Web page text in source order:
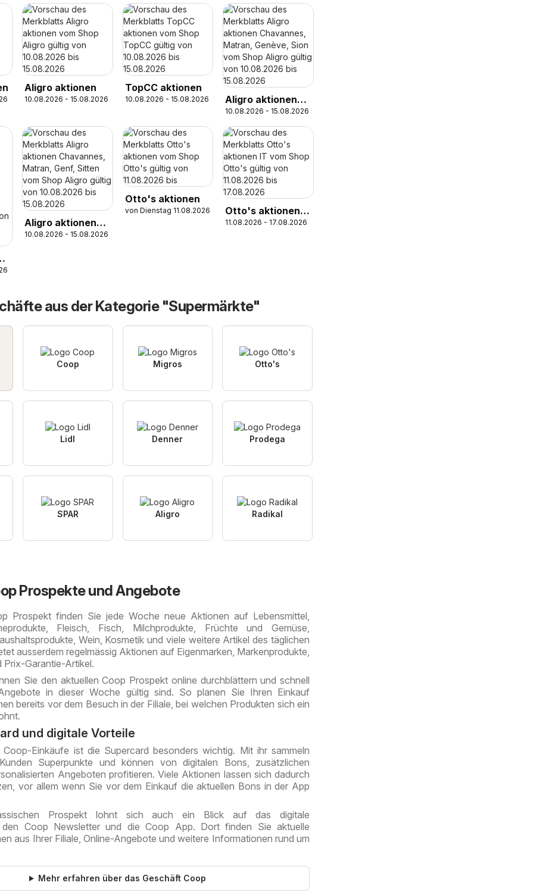
Aligro aktionen
10.08.2026 - 15.08.2026
TopCC aktionen
10.08.2026 - 15.08.2026
Aligro aktionen
Chavannes,
Matran, Genève,
Sion
10.08.2026 - 15.08.2026
Aligro aktionen
Chavannes,
10.08.2026 - 15.08.2026
Otto's aktionen
von Dienstag 11.08.2026
Otto's aktionen
IT
11.08.2026 - 17.08.2026
aus der Kategorie "Supermärkte"
Coop Migros Otto's
Lidl Denner Prodega
SPAR Aligro Radikal
Prospekte und Angebote
Prospekt finden Sie jede Woche neue Aktionen auf Lebensmittel,
Fleisch, Fisch, Milchprodukte, Früchte und Gemüse,
Wein, Kosmetik und viele weitere Artikel des täglichen
ausserdem regelmässig Aktionen auf Eigenmarken, Markenprodukte,
Garantie-Artikel.
Sie den aktuellen Coop Prospekt online durchblättern und schnell
in dieser Woche gültig sind. So planen Sie Ihren Einkauf
bereits vor dem Besuch in der Filiale, bei welchen Produkten sich ein
und digitale Vorteile
Coop-Einkäufe ist die Supercard besonders wichtig. Mit ihr sammeln
Superpunkte und können von digitalen Bons, zusätzlichen
Angeboten profitieren. Viele Aktionen lassen sich dadurch
vor allem wenn Sie vor dem Einkauf die aktuellen Bons in der App
Prospekt lohnt sich auch ein Blick auf das digitale
den Coop Newsletter und die Coop App. Dort finden Sie aktuelle
aus Ihrer Filiale, Online-Angebote und weitere Informationen rund um
Mehr erfahren über das Geschäft Coop